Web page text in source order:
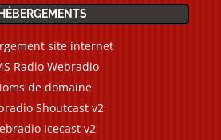
HÉBERGEMENTS
site internet
Radio Webradio
de domaine
Shoutcast v2
Icecast v2